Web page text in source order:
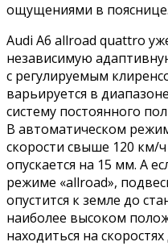
ощущениями в пояснице.
Audi A6 allroad quattro
независимую
с регулируемым
варьируется в
систему постоянного
В автоматическом
скорости свыше 120 км/
опускается на 15 мм. А
режиме «allroad»,
опустится к земле до
наиболее высоком
находиться на